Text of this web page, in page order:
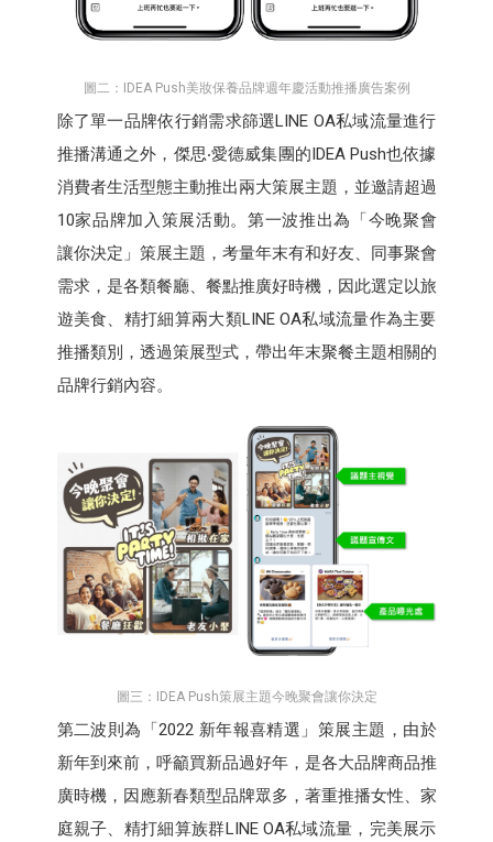
圖二：IDEA Push美妝保養品牌週年慶活動推播廣告案例
除了單一品牌依行銷需求篩選LINE OA私域流量進行
推播溝通之外，傑思‧愛德威集團的IDEA Push也依據
消費者生活型態主動推出兩大策展主題，並邀請超過
10家品牌加入策展活動。第一波推出為「今晚聚會
讓你決定」策展主題，考量年末有和好友、同事聚會
需求，是各類餐廳、餐點推廣好時機，因此選定以旅
遊美食、精打細算兩大類LINE OA私域流量作為主要
推播類別，透過策展型式，帶出年末聚餐主題相關的
品牌行銷內容。
圖三：IDEA Push策展主題今晚聚會讓你決定
第二波則為「2022 新年報喜精選」策展主題，由於
新年到來前，呼籲買新品過好年，是各大品牌商品推
廣時機，因應新春類型品牌眾多，著重推播女性、家
庭親子、精打細算族群LINE OA私域流量，完美展示